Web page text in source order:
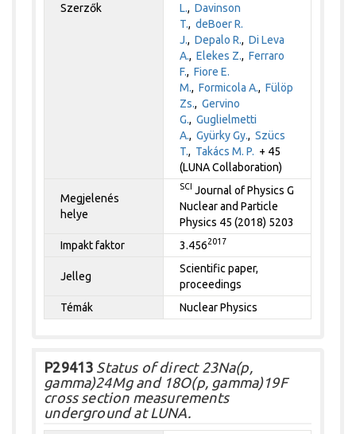
Szerzők
L.,Davinson
T.,deBoer R.
J.,Depalo R.,Di Leva
A.,Elekes Z.,Ferraro
F.,Fiore E.
M.,Formicola A.,Fülöp
Zs.,Gervino
G.,Guglielmetti
A.,Gyürky Gy.,Szücs
T., Takács M. P. + 45
(LUNA Collaboration)
Megjelenés
helye
SCI Journal of Physics G
Nuclear and Particle
Physics 45 (2018) 5203
Impakt faktor
3.4562017
Jelleg
Scientific paper,
proceedings
Témák
Nuclear Physics
P29413 Status of direct 23Na(p,
gamma)24Mg and 18O(p, gamma)19F
cross section measurements
underground at LUNA.